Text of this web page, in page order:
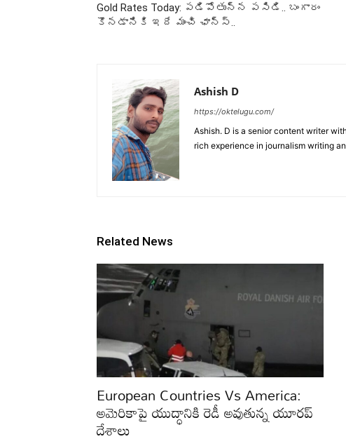
Gold Rates Today: పడిపోతున్న పసిడి.. బంగారం
కొనడానికి ఇదే మంచి ఛాన్స్..
Ashish D
https://oktelugu.com/
Ashish. D is a senior content writer
rich experience in journalism writing
Related News
European Countries Vs America:
అమెరికాపై యుద్ధానికి రెడీ అవుతున్న యూరప్‌
దేశాలు